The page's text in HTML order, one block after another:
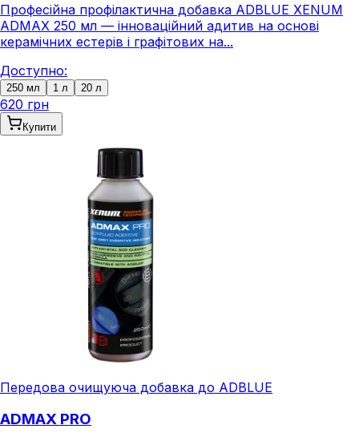
Професійна профілактична добавка ADBLUE XENUM
ADMAX 250 мл — інноваційний адитив на основі
керамічних естерів і графітових на...
Доступно:
250 мл 1 л 20 л
620 грн
Купити
Передова очищуюча добавка до ADBLUE
ADMAX PRO